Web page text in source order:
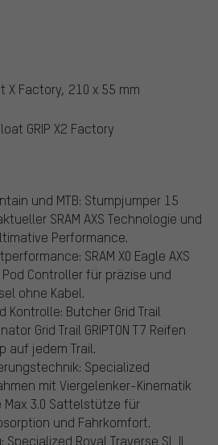
X Factory, 210 x 55 mm
GRIP X2 Factory
und MTB: Stumpjumper 15
SRAM AXS Technologie und
Performance.
SRAM X0 Eagle AXS
Controller für präzise und
ohne Kabel.
Kontrolle: Butcher Grid Trail
Grid Trail GRIPTON T7 Reifen
auf jedem Trail.
Specialized
mit Viergelenker-Kinematik
Max 3.0 Sattelstütze für
und Fahrkomfort.
Roval Traverse SL II